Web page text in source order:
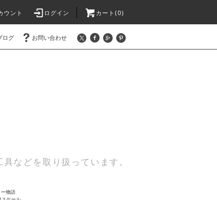
ウント ログイン カート(0)
ログ お問い合わせ
などを取り扱っています。
物語